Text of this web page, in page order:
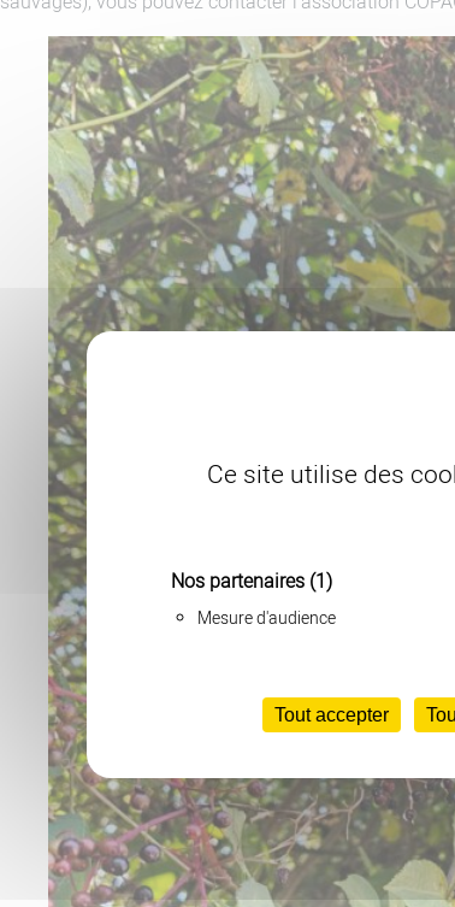
Ce site utilise des
Nos partenaires (1)
Mesure d'audience
Tout accepter